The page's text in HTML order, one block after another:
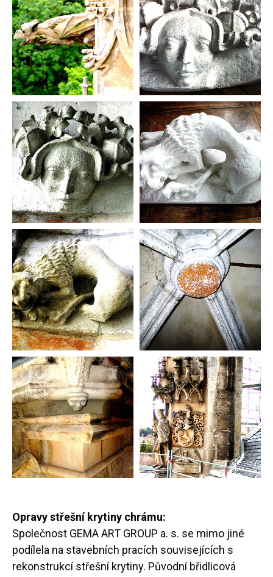
Opravy střešní krytiny chrámu:
Společnost GEMA ART GROUP a. s. se mimo jiné
podílela na stavebních pracích souvisejících s
rekonstrukcí střešní krytiny. Původní břidlicová